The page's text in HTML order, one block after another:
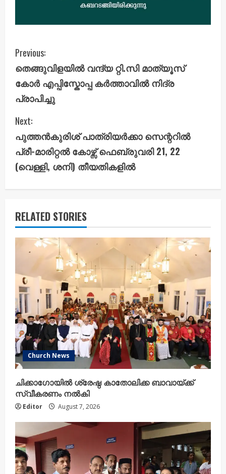
C
o
n
t
i
n
R
d
i
n
g
Previous:
തെങ്ങുവിളയിൽ വന്ദ്യ റ്റി.സി മാത്യൂസ്
കോർ എപ്പിസ്കോപ്പ കർത്താവിൽ നിദ്ര
പ്രാപിച്ചു
Next:
പുത്തൻകുരിശ് പാത്രിയർക്കാ സെന്ററിൽ
പ്രീ-മാരിറ്റൽ കോഴ്സ് ഫെബ്രുവരി 21, 22
(വെള്ളി, ശനി) തീയതികളിൽ
RELATED STORIES
Church News
ചിക്കാഗോയിൽ ശ്രേഷ്ഠ കാതോലിക്ക ബാവായ്ക്ക്
സ്വീകരണം നൽകി
Editor August 7, 2026